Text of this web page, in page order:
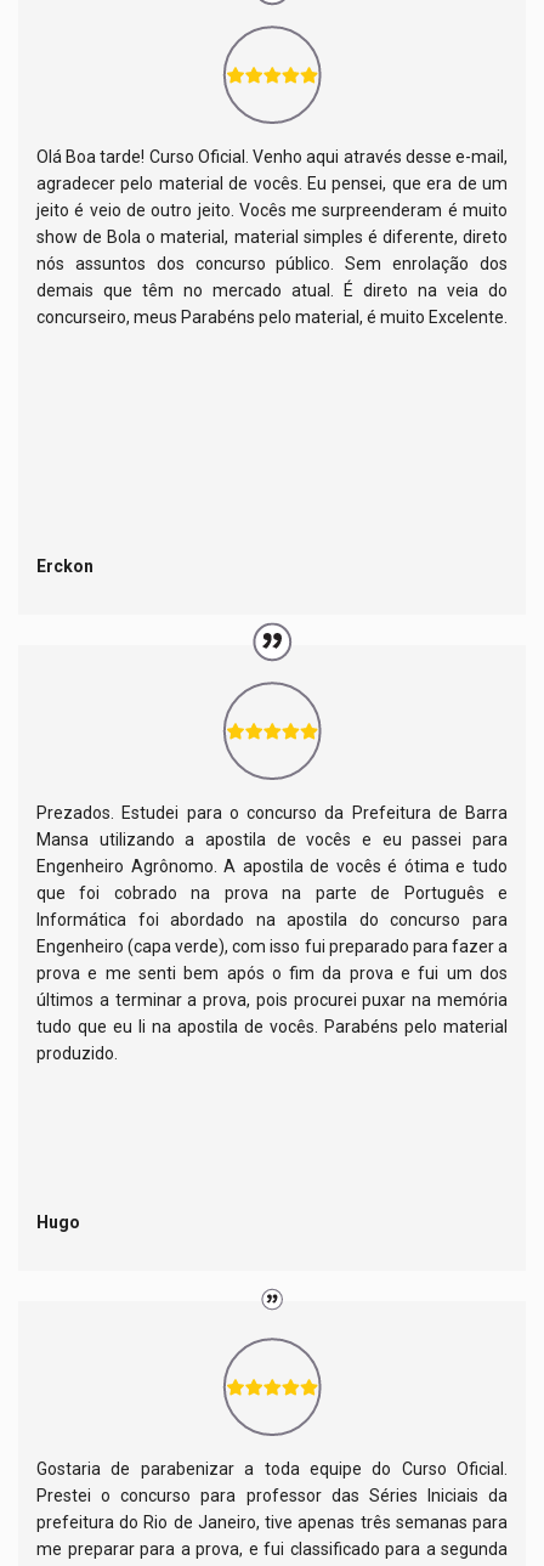
Olá Boa tarde! Curso Oficial. Venho aqui através desse e-mail,
agradecer pelo material de vocês. Eu pensei, que era de um
jeito é veio de outro jeito. Vocês me surpreenderam é muito
show de Bola o material, material simples é diferente, direto
nós assuntos dos concurso público. Sem enrolação dos
demais que têm no mercado atual. É direto na veia do
concurseiro, meus Parabéns pelo material, é muito Excelente.
Erckon
Prezados. Estudei para o concurso da Prefeitura de Barra
Mansa utilizando a apostila de vocês e eu passei para
Engenheiro Agrônomo. A apostila de vocês é ótima e tudo
que foi cobrado na prova na parte de Português e
Informática foi abordado na apostila do concurso para
Engenheiro (capa verde), com isso fui preparado para fazer a
prova e me senti bem após o fim da prova e fui um dos
últimos a terminar a prova, pois procurei puxar na memória
tudo que eu li na apostila de vocês. Parabéns pelo material
produzido.
Hugo
Gostaria de parabenizar a toda equipe do Curso Oficial.
Prestei o concurso para professor das Séries Iniciais da
prefeitura do Rio de Janeiro, tive apenas três semanas para
me preparar para a prova, e fui classificado para a segunda